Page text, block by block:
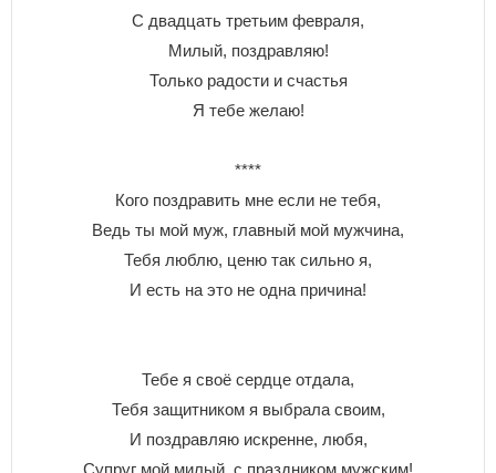
С двадцать третьим февраля,
Милый, поздравляю!
Только радости и счастья
Я тебе желаю!
****
Кого поздравить мне если не тебя,
Ведь ты мой муж, главный мой мужчина,
Тебя люблю, ценю так сильно я,
И есть на это не одна причина!
Тебе я своё сердце отдала,
Тебя защитником я выбрала своим,
И поздравляю искренне, любя,
Супруг мой милый, с праздником мужским!